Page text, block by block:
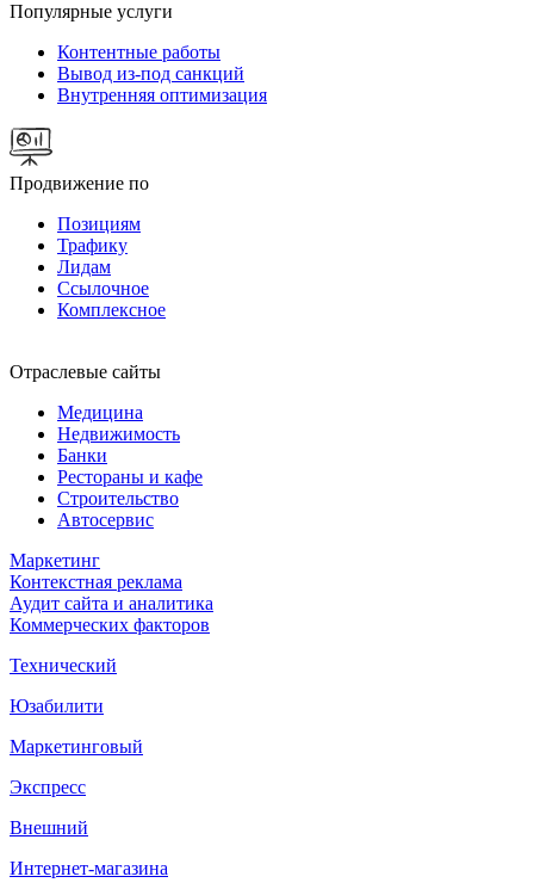
Популярные услуги
Контентные работы
Вывод из-под санкций
Внутренняя оптимизация
Продвижение по
Позициям
Трафику
Лидам
Ссылочное
Комплексное
Отраслевые сайты
Медицина
Недвижимость
Банки
Рестораны и кафе
Строительство
Автосервис
Маркетинг
Контекстная реклама
Аудит сайта и аналитика
Коммерческих факторов
Технический
Юзабилити
Маркетинговый
Экспресс
Внешний
Интернет-магазина